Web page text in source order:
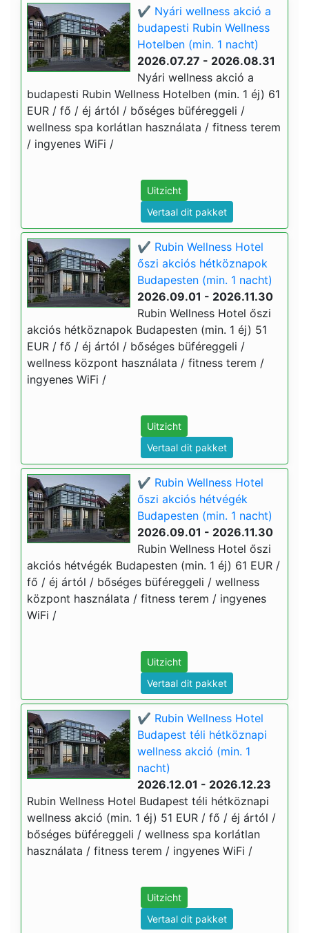
✔️ Nyári wellness akció a
budapesti Rubin Wellness
Hotelben (min. 1 nacht)
2026.07.27 - 2026.08.31
Nyári wellness akció a
budapesti Rubin Wellness Hotelben (min. 1 éj) 61
EUR / fő / éj ártól / bőséges büféreggeli /
wellness spa korlátlan használata / fitness terem
/ ingyenes WiFi /
Uitzicht
Vertaal dit pakket
✔️ Rubin Wellness Hotel
őszi akciós hétköznapok
Budapesten (min. 1 nacht)
2026.09.01 - 2026.11.30
Rubin Wellness Hotel őszi
akciós hétköznapok Budapesten (min. 1 éj) 51
EUR / fő / éj ártól / bőséges büféreggeli /
wellness központ használata / fitness terem /
ingyenes WiFi /
Uitzicht
Vertaal dit pakket
✔️ Rubin Wellness Hotel
őszi akciós hétvégék
Budapesten (min. 1 nacht)
2026.09.01 - 2026.11.30
Rubin Wellness Hotel őszi
akciós hétvégék Budapesten (min. 1 éj) 61 EUR /
fő / éj ártól / bőséges büféreggeli / wellness
központ használata / fitness terem / ingyenes
WiFi /
Uitzicht
Vertaal dit pakket
✔️ Rubin Wellness Hotel
Budapest téli hétköznapi
wellness akció (min. 1
nacht)
2026.12.01 - 2026.12.23
Rubin Wellness Hotel Budapest téli hétköznapi
wellness akció (min. 1 éj) 51 EUR / fő / éj ártól /
bőséges büféreggeli / wellness spa korlátlan
használata / fitness terem / ingyenes WiFi /
Uitzicht
Vertaal dit pakket